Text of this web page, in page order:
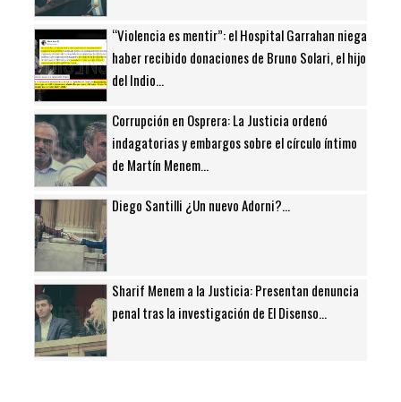
“Violencia es mentir”: el Hospital Garrahan niega
haber recibido donaciones de Bruno Solari, el hijo
del Indio...
Corrupción en Osprera: La Justicia ordenó
indagatorias y embargos sobre el círculo íntimo
de Martín Menem...
Diego Santilli ¿Un nuevo Adorni?...
Sharif Menem a la Justicia: Presentan denuncia
penal tras la investigación de El Disenso...